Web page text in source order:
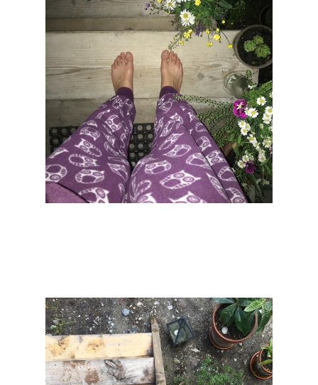
Mirjam Steffen
Stay at home
2020